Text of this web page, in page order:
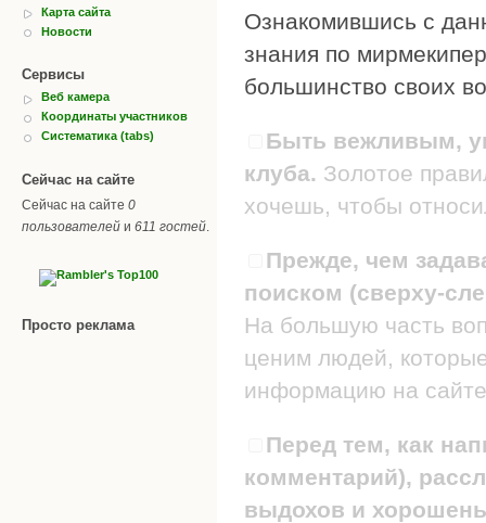
Карта сайта
Новости
Сервисы
Веб камера
Координаты участников
Систематика (tabs)
Сейчас на сайте
Сейчас на сайте 0
пользователей и 611 гостей.
Просто реклама
Ознакомившись с
знания по
большинство своих
Быть вежливым,
клуба. Золотое
хочешь, чтобы
Прежде, чем
поиском (сверху-
На большую часть
ценим людей,
информацию на
Перед тем, как
комментарий),
выдохов и